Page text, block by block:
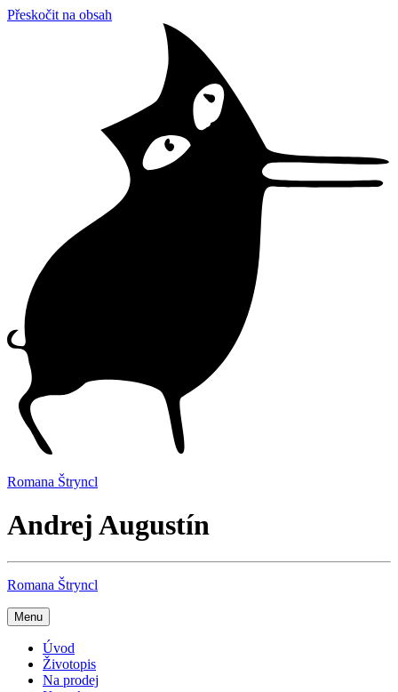
Přeskočit na obsah
Romana Štryncl
Andrej Augustín
Romana Štryncl
Menu
Úvod
Životopis
Na prodej